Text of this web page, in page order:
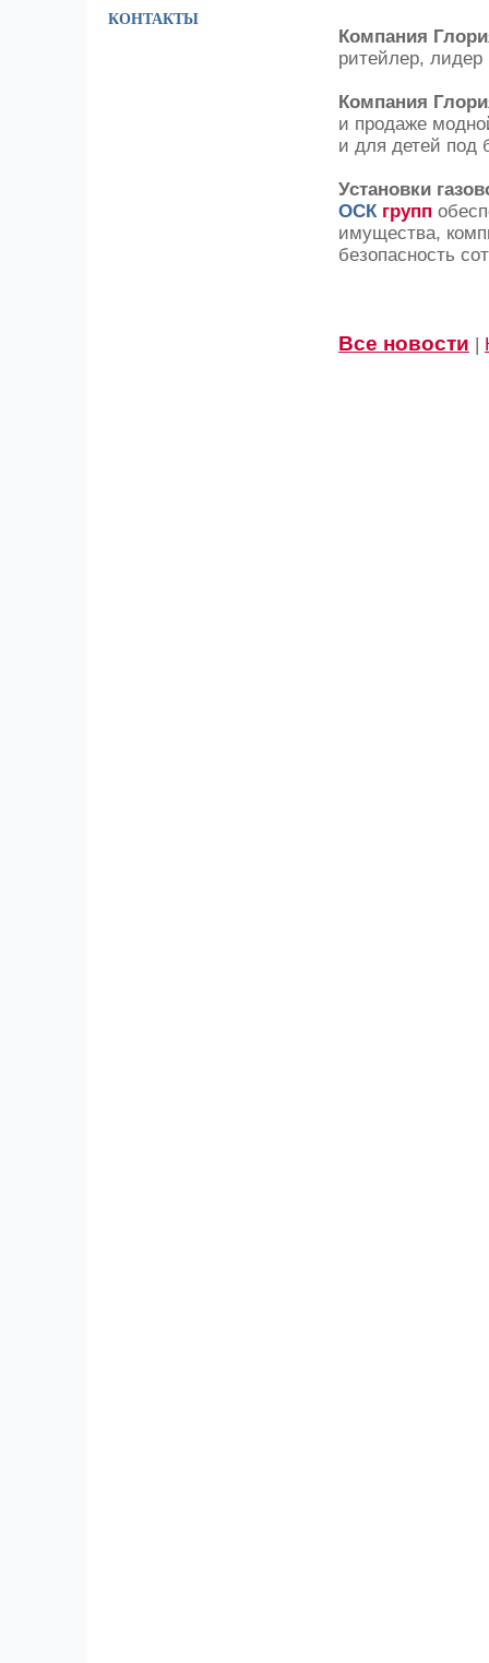
КОНТАКТЫ
Компания
ритейлер, лидер
Компания
и продаже
и для детей под
Установки
ОСК групп
имущества,
безопасность
Все новости |